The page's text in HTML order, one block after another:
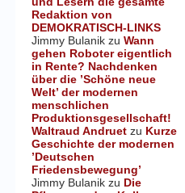
Redaktion von
DEMOKRATISCH-LINKS
Jimmy Bulanik zu Wann
gehen Roboter eigentlich
in Rente? Nachdenken
über die ’Schöne neue
Welt’ der modernen
menschlichen
Produktionsgesellschaft!
Waltraud Andruet zu Kurze
Geschichte der modernen
’Deutschen
Friedensbewegung’
Jimmy Bulanik zu Die